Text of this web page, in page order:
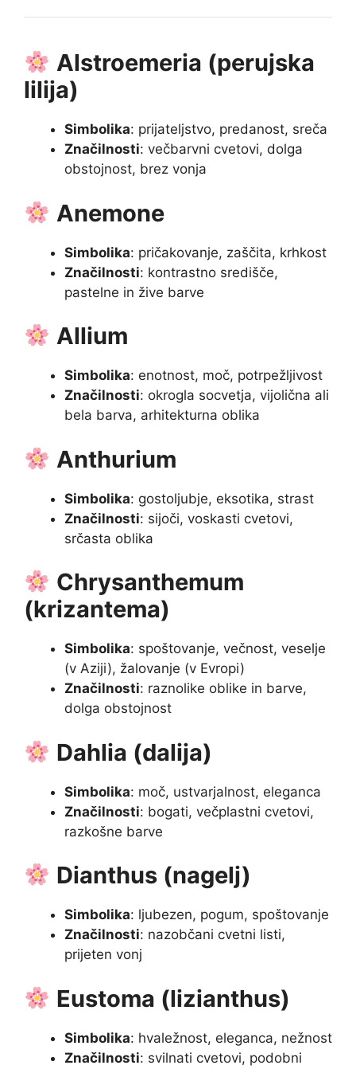
Alstroemeria (perujska
lilija)
Simbolika: prijateljstvo, predanost, sreča
Značilnosti: večbarvni cvetovi, dolga
obstojnost, brez vonja
Anemone
Simbolika: pričakovanje, zaščita, krhkost
Značilnosti: kontrastno središče,
pastelne in žive barve
Allium
Simbolika: enotnost, moč, potrpežljivost
Značilnosti: okrogla socvetja, vijolična ali
bela barva, arhitekturna oblika
Anthurium
Simbolika: gostoljubje, eksotika, strast
Značilnosti: sijoči, voskasti cvetovi,
srčasta oblika
Chrysanthemum
(krizantema)
Simbolika: spoštovanje, večnost, veselje
(v Aziji), žalovanje (v Evropi)
Značilnosti: raznolike oblike in barve,
dolga obstojnost
Dahlia (dalija)
Simbolika: moč, ustvarjalnost, eleganca
Značilnosti: bogati, večplastni cvetovi,
razkošne barve
Dianthus (nagelj)
Simbolika: ljubezen, pogum, spoštovanje
Značilnosti: nazobčani cvetni listi,
prijeten vonj
Eustoma (lizianthus)
Simbolika: hvaležnost, eleganca, nežnost
Značilnosti: svilnati cvetovi, podobni